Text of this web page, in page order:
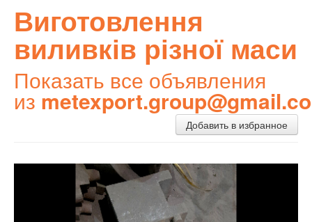
Виготовлення
виливків різної маси
Показать все объявления
из
Добавить в избранное